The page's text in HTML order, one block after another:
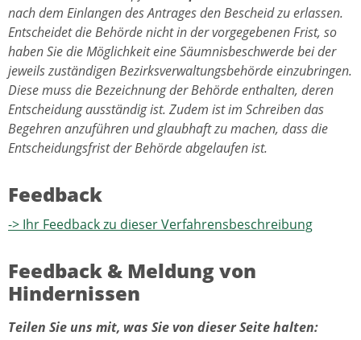
nach dem Einlangen des Antrages den Bescheid zu erlassen.
Entscheidet die Behörde nicht in der vorgegebenen Frist, so
haben Sie die Möglichkeit eine Säumnisbeschwerde bei der
jeweils zuständigen Bezirksverwaltungsbehörde einzubringen.
Diese muss die Bezeichnung der Behörde enthalten, deren
Entscheidung ausständig ist. Zudem ist im Schreiben das
Begehren anzuführen und glaubhaft zu machen, dass die
Entscheidungsfrist der Behörde abgelaufen ist.
Feedback
-> Ihr Feedback zu dieser Verfahrensbeschreibung
Feedback & Meldung von
Hindernissen
Teilen Sie uns mit, was Sie von dieser Seite halten: